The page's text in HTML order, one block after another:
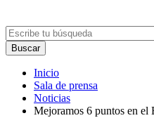
Inicio
Sala de prensa
Noticias
Mejoramos 6 puntos en